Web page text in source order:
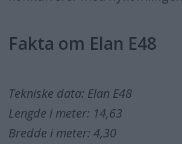
Fakta om Elan E48
Tekniske data: Elan E48
Lengde i meter: 14,63
Bredde i meter: 4,30